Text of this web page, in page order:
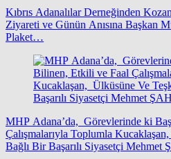
Kıbrıs Adanalılar Derneğinden
Ziyareti ve Günün Anısına Başkan
Plaket…
MHP Adana’da, Görevlerinde ki
Çalışmalarıyla Toplumla
Bağlı Bir Başarılı Siyasetçi